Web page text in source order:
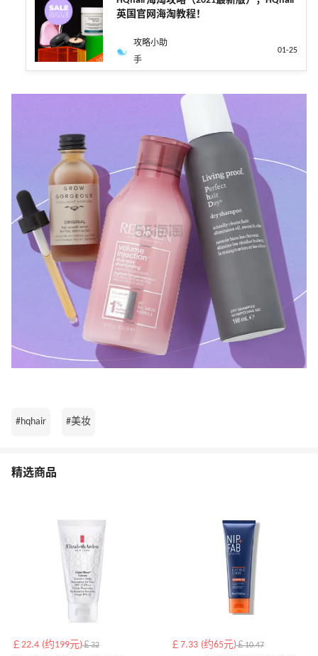
英国官网海淘教程！
攻略小助
手
01-25
#hqhair #美妆
精选商品
￡22.4 (约199元)￡32 ￡7.33 (约65元)￡10.47